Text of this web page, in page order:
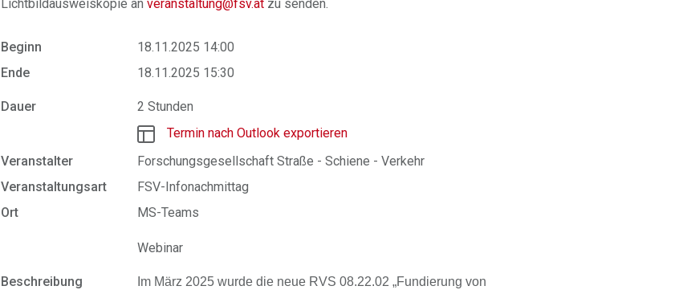
Lichtbildausweiskopie anveranstaltung@fsv.at zu senden.
Beginn
18.11.2025 14:00
Ende
18.11.2025 15:30
Dauer
2 Stunden
Termin nach Outlook exportieren
Veranstalter
Forschungsgesellschaft Straße - Schiene - Verkehr
Veranstaltungsart
FSV-Infonachmittag
Ort
MS-Teams
Webinar
Beschreibung
Im März 2025 wurde die neue RVS 08.22.02 „Fundierung von